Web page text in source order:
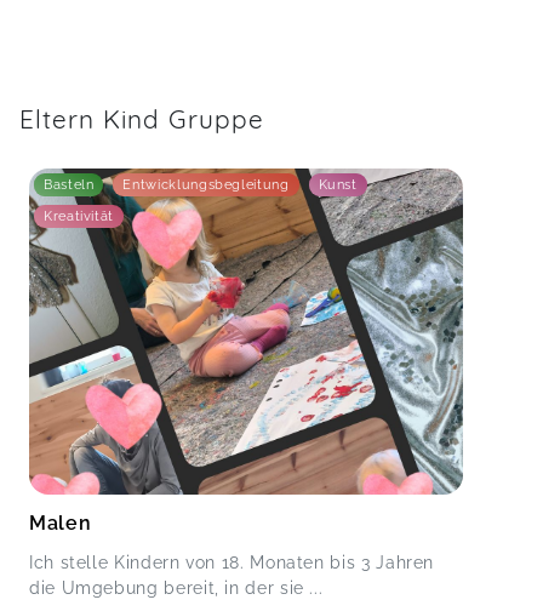
Eltern Kind Gruppe
Basteln Entwicklungsbegleitung Kunst
Kreativität
Malen
Ich stelle Kindern von 18. Monaten bis 3 Jahren
die Umgebung bereit, in der sie ...